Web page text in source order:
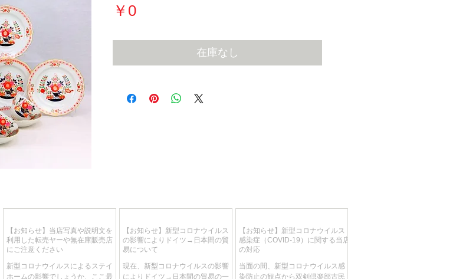
￥0価
在庫なし
【お知らせ】当店写真や説明文を
利用した転売ヤーや無在庫販売店
にご注意ください
新型コロナウイルスによるステイ
ホームの影響でしょうか、ここ最
【お知らせ】新型コロナウイルス
の影響によりドイツ→日本間の貿
易について
現在、新型コロナウイルスの影響
によりドイツ→日本間の貿易の一
【お知らせ】新型コロナウイルス
感染症（COVID-19）に関する当店
の対応
当面の間、新型コロナウイルス感
染防止の観点から双剣倶楽部古民